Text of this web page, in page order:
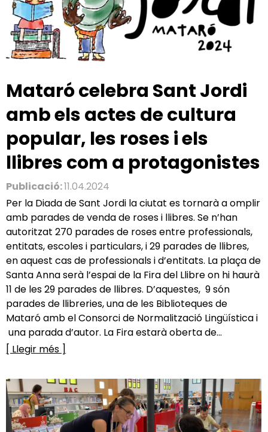
Mataró celebra Sant Jordi
amb els actes de cultura
popular, les roses i els
llibres com a protagonistes
Publicació:11.04.2024
Per la Diada de Sant Jordi la ciutat es tornarà a omplir
amb parades de venda de roses i llibres. Se n’han
autoritzat 270 parades de roses entre professionals,
entitats, escoles i particulars, i 29 parades de llibres,
en aquest cas de professionals i d’entitats. La plaça de
Santa Anna serà l’espai de la Fira del Llibre on hi haurà
11 de les 29 parades de llibres. D’aquestes, 9 són
parades de llibreries, una de les Biblioteques de
Mataró amb el Consorci de Normalització Lingüística i
una parada d’autor. La Fira estarà oberta de...
[ Llegir més ]